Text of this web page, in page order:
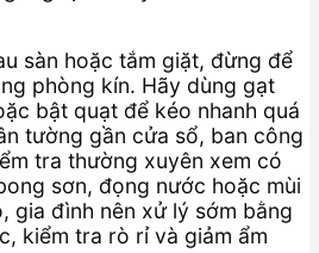
sàn hoặc tắm giặt, đừng để
phòng kín. Hãy dùng gạt
bật quạt để kéo nhanh quá
tường gần cửa sổ, ban công
tra thường xuyên xem có
sơn, đọng nước hoặc mùi
gia đình nên xử lý sớm bằng
kiểm tra rò rỉ và giảm ẩm